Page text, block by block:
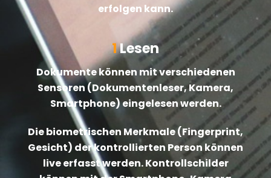
erfolgen kann.
1Lesen
Dokumente können mit verschiedenen
Sensoren (Dokumentenleser, Kamera,
Smartphone) eingelesen werden.
Die biometrischen Merkmale (Fingerprint,
Gesicht) der kontrollierten Person können
live erfasst werden. Kontrollschilder